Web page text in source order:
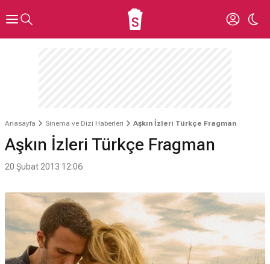
Anasayfa Sinema ve Dizi Haberleri Aşkın İzleri Türkçe Fragman
Aşkın İzleri Türkçe Fragman
20 Şubat 2013 12:06